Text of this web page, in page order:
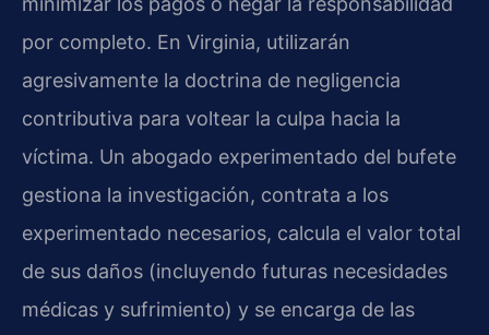
por completo. En Virginia, utilizarán
agresivamente la doctrina de negligencia
contributiva para voltear la culpa hacia la
víctima. Un abogado experimentado del bufete
gestiona la investigación, contrata a los
experimentado necesarios, calcula el valor total
de sus daños (incluyendo futuras necesidades
médicas y sufrimiento) y se encarga de las